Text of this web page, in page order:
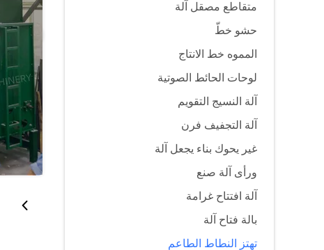
متقاطع مصقل آلة
حشو خطّ
المموه خط الانتاج
لوحات الحائط الصوتية
آلة النسيج التقويم
آلة التجفيف فرن
غير يحوك بناء يجعل آلة
ورأى آلة صنع
آلة افتتاح غرامة
بالة فتاح آلة
تهتز النطاط الطاعم